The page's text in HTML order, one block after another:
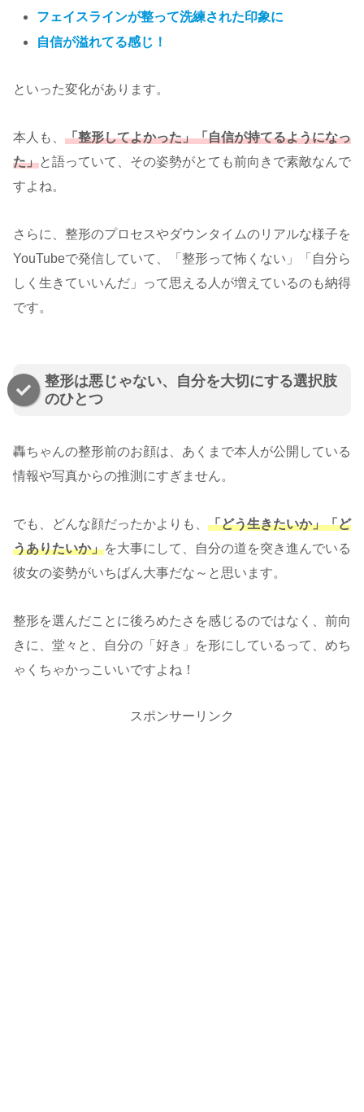
フェイスラインが整って洗練された印象に
自信が溢れてる感じ！
といった変化があります。
本人も、 「整形してよかった」「自信が持てるようになっ
た」と語っていて、その姿勢がとても前向きで素敵なんで
すよね。
さらに、整形のプロセスやダウンタイムのリアルな様子を
YouTubeで発信していて、「整形って怖くない」「自分ら
しく生きていいんだ」って思える人が増えているのも納得
です。
整形は悪じゃない、自分を大切にする選択肢
のひとつ
轟ちゃんの整形前のお顔は、あくまで本人が公開している
情報や写真からの推測にすぎません。
でも、どんな顔だったかよりも、 「どう生きたいか」「ど
うありたいか」を大事にして、自分の道を突き進んでいる
彼女の姿勢がいちばん大事だな～と思います。
整形を選んだことに後ろめたさを感じるのではなく、前向
きに、堂々と、自分の「好き」を形にしているって、めち
ゃくちゃかっこいいですよね！
スポンサーリンク